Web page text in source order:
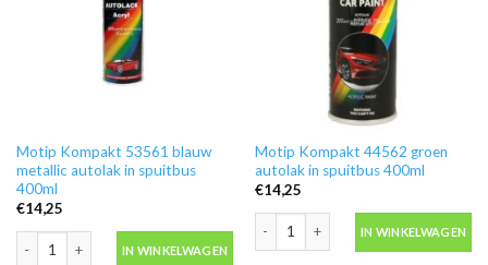
Motip Kompakt 53561 blauw
metallic autolak in spuitbus
400ml
€14,25
Motip Kompakt 53561 blauw metallic autolak in spuitbus 400ml aantal
IN WINKELWAGEN
Motip Kompakt 44562 groen
autolak in spuitbus 400ml
€14,25
Motip Kompakt 44562 groen
IN WINKELWAGEN